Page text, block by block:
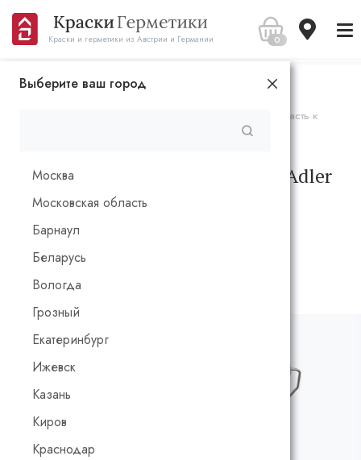
Краски и герметики из Австрии и Германии 0
Выберите ваш город
Москва
Московская область
Барнаул
Беларусь
Вологда
Грозный
Екатеринбург
Ижевск
Казань
Киров
Краснодар
Фасадная акрилатная краска Adler Aviva Acryl-Color Страсть к
Фасадная акрилатная краска Adler
Aviva Acryl-Color Страсть к
путешествиям 1 л.